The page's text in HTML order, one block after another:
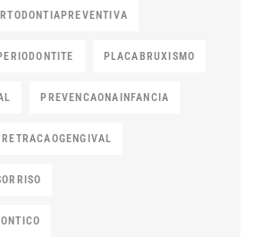
PLACABRUXISMO
PREVENCAONAINFANCIA
RETRACAOGENGIVAL